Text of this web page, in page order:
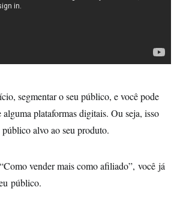
segmentar o seu público, e você pode
alguma plataformas digitais. Ou seja, isso
alvo ao seu produto.
vender mais como afiliado”, você já
público.